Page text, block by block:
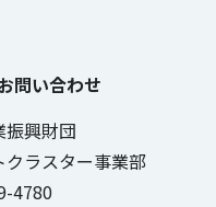
問い合わせ
興財団
ラスター事業部
4780